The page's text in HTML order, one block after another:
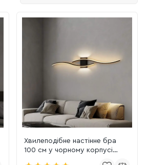
Хвилеподібне настінне бра
100 см у чорному корпусі